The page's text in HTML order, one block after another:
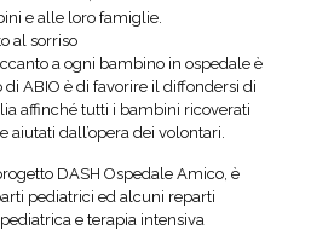
e alle loro famiglie.
al sorriso
a ogni bambino in ospedale è
di ABIO è di favorire il diffondersi di
affinché tutti i bambini ricoverati
aiutati dall’opera dei volontari.
DASH Ospedale Amico, è
pediatrici ed alcuni reparti
e terapia intensiva